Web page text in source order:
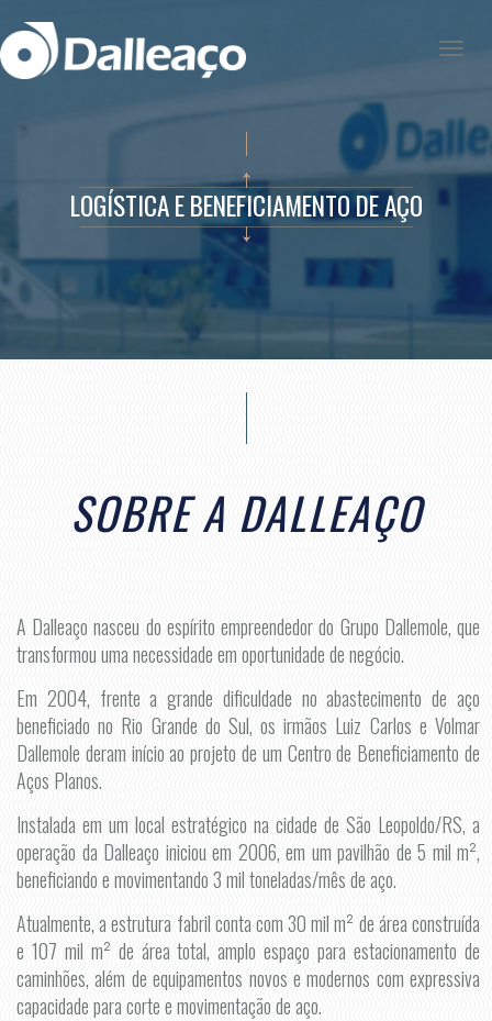
Toggle
LOGÍSTICA E BENEFICIAMENTO DE AÇO
SOBRE A DALLEAÇO
A Dalleaço nasceu do espírito empreendedor do Grupo Dallemole, que
transformou uma necessidade em oportunidade de negócio.
Em 2004, frente a grande dificuldade no abastecimento de aço
beneficiado no Rio Grande do Sul, os irmãos Luiz Carlos e Volmar
Dallemole deram início ao projeto de um Centro de Beneficiamento de
Aços Planos.
Instalada em um local estratégico na cidade de São Leopoldo/RS, a
operação da Dalleaço iniciou em 2006, em um pavilhão de 5 mil m²,
beneficiando e movimentando 3 mil toneladas/mês de aço.
Atualmente, a estrutura fabril conta com 30 mil m² de área construída
e 107 mil m² de área total, amplo espaço para estacionamento de
caminhões, além de equipamentos novos e modernos com expressiva
capacidade para corte e movimentação de aço.